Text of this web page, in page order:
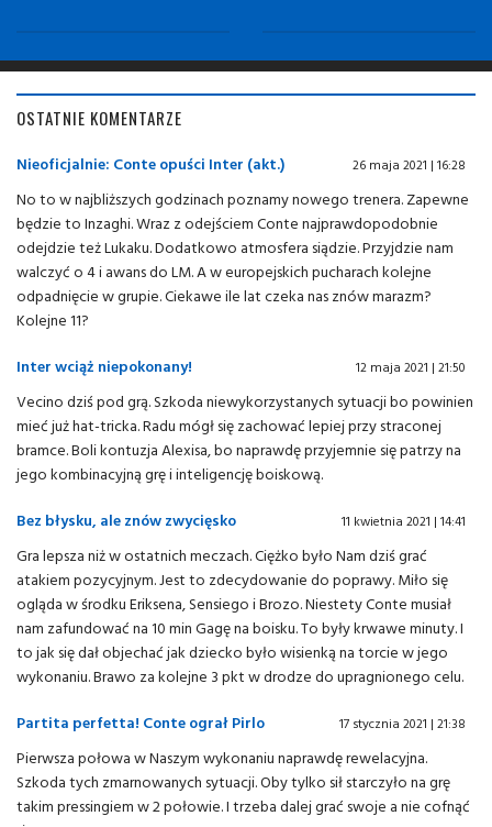
OSTATNIE KOMENTARZE
Nieoficjalnie: Conte opuści Inter (akt.) 26 maja 2021 | 16:28
No to w najbliższych godzinach poznamy nowego trenera. Zapewne
będzie to Inzaghi. Wraz z odejściem Conte najprawdopodobnie
odejdzie też Lukaku. Dodatkowo atmosfera siądzie. Przyjdzie nam
walczyć o 4 i awans do LM. A w europejskich pucharach kolejne
odpadnięcie w grupie. Ciekawe ile lat czeka nas znów marazm?
Kolejne 11?
Inter wciąż niepokonany!
12 maja 2021 | 21:50
Vecino dziś pod grą. Szkoda niewykorzystanych sytuacji bo powinien
mieć już hat-tricka. Radu mógł się zachować lepiej przy straconej
bramce. Boli kontuzja Alexisa, bo naprawdę przyjemnie się patrzy na
jego kombinacyjną grę i inteligencję boiskową.
Bez błysku, ale znów zwycięsko
11 kwietnia 2021 | 14:41
Gra lepsza niż w ostatnich meczach. Ciężko było Nam dziś grać
atakiem pozycyjnym. Jest to zdecydowanie do poprawy. Miło się
ogląda w środku Eriksena, Sensiego i Brozo. Niestety Conte musiał
nam zafundować na 10 min Gagę na boisku. To były krwawe minuty. I
to jak się dał objechać jak dziecko było wisienką na torcie w jego
wykonaniu. Brawo za kolejne 3 pkt w drodze do upragnionego celu.
Partita perfetta! Conte ograł Pirlo
17 stycznia 2021 | 21:38
Pierwsza połowa w Naszym wykonaniu naprawdę rewelacyjna.
Szkoda tych zmarnowanych sytuacji. Oby tylko sił starczyło na grę
takim pressingiem w 2 połowie. I trzeba dalej grać swoje a nie cofnąć